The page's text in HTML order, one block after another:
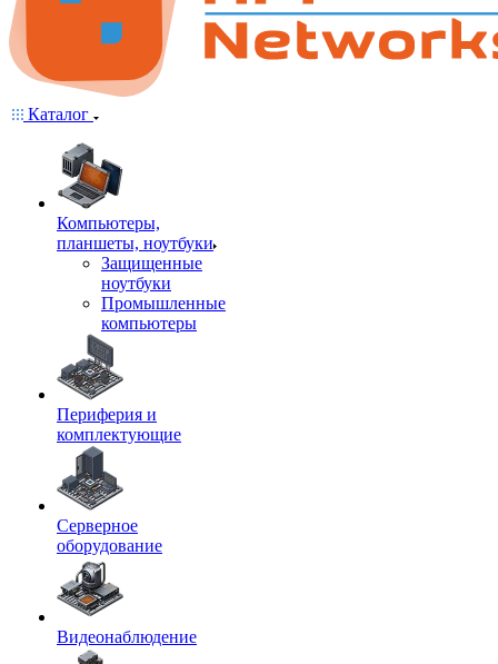
Каталог
Компьютеры,
планшеты, ноутбуки
Защищенные
ноутбуки
Промышленные
компьютеры
Периферия и
комплектующие
Серверное
оборудование
Видеонаблюдение